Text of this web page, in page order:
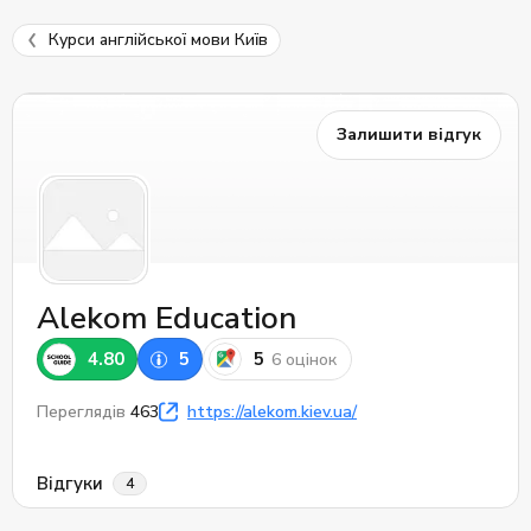
Курси англійської мови Київ
Залишити відгук
Alekom Education
4.80 5 5 6 оцінок
Переглядів 463 https://alekom.kiev.ua/
Відгуки 4